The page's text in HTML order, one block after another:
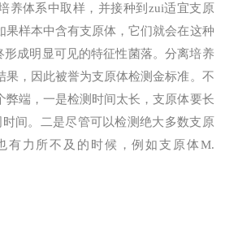
养体系中取样，并接种到zui适宜支原
果样本中含有支原体，它们就会在这种
成明显可见的特征性菌落。分离培养
果，因此被誉为支原体检测金标准。不
弊端，一是检测时间太长，支原体要长
间。二是尽管可以检测绝大多数支原
有力所不及的时候，例如支原体M.